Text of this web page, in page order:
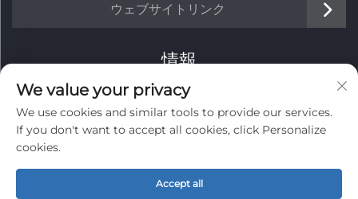
ウェブサイトリンク
情報
毎週のニュースレターを受け取るにはサインアップしてくだ
さい
We value your privacy
We use cookies and similar tools to provide our services.
If you don't want to accept all cookies, click Personalize
cookies.
Accept all